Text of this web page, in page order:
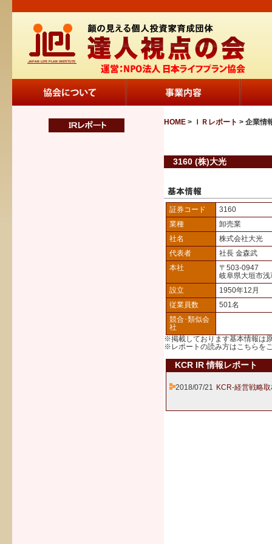
HOME > ＩＲレポート > 企業情
3160 (株)大光
証券コード
3160
業種
卸売業
社名
株式会社大光
代表者
社長 金森武
本社
〒503-0947
岐阜県大垣市
設立
1950年12月
従業員数
501名
競合･類似会
社
※掲載しております基本情報は
※レポートの読み方はこちら を
KCR IR 情報レポート
2018/07/21 KCR-経営戦略